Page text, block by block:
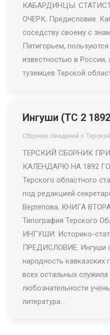
КАБАРДИНЦЫ.
ОЧЕРК. Предисловие.
соседству своему с
Пятигорьем,
известностью в
туземцев Терской
Ингуши (ТС 2
Сборник сведений о
ТЕРСКИЙ СБОРНИК
КАЛЕНДАРЮ НА 1892
Терского областного
под редакцией
Вертепова. КНИГА
Типография Терского
ИНГУШИ. Историко-
ПРЕДИСЛОВИЕ. Ингуши
народность кавказских
всех остальных
любознательности
литература…